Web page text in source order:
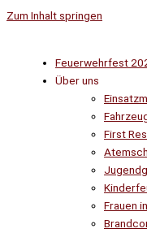
Zum Inhalt springen
Feuerwehrfest
Über uns
First
Frauen